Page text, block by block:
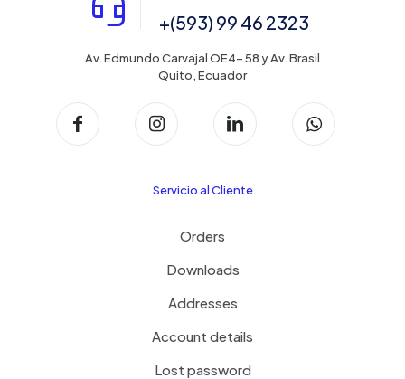
+(593) 99 46 2323
Av. Edmundo Carvajal OE4- 58 y Av. Brasil
Quito, Ecuador
Servicio al Cliente
Orders
Downloads
Addresses
Account details
Lost password